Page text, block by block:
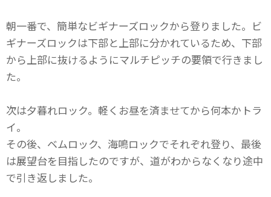
朝一番で、簡単なビギナーズロックから登りました。ビ
ギナーズロックは下部と上部に分かれているため、下部
から上部に抜けるようにマルチピッチの要領で行きまし
た。
次は夕暮れロック。軽くお昼を済ませてから何本かトラ
イ。
その後、ベムロック、海鳴ロックでそれぞれ登り、最後
は展望台を目指したのですが、道がわからなくなり途中
で引き返しました。